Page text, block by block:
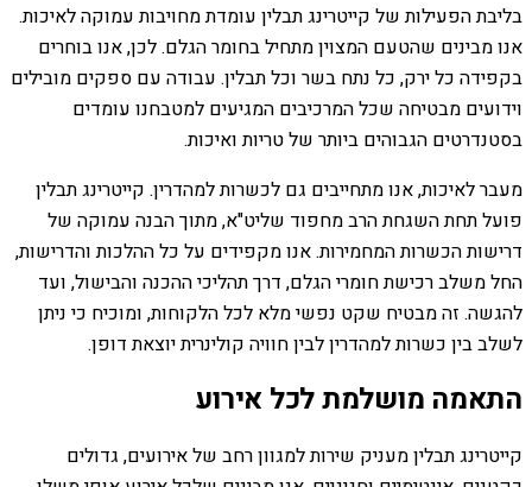
בליבת הפעילות של קייטרינג תבלין עומדת מחויבות עמוקה לאיכות.
אנו מבינים שהטעם המצוין מתחיל בחומר הגלם. לכן, אנו בוחרים
בקפידה כל ירק, כל נתח בשר וכל תבלין. עבודה עם ספקים מובילים
וידועים מבטיחה שכל המרכיבים המגיעים למטבחנו עומדים
בסטנדרטים הגבוהים ביותר של טריות ואיכות.
מעבר לאיכות, אנו מתחייבים גם לכשרות למהדרין. קייטרינג תבלין
פועל תחת השגחת הרב מחפוד שליט"א, מתוך הבנה עמוקה של
דרישות הכשרות המחמירות. אנו מקפידים על כל ההלכות והדרישות,
החל משלב רכישת חומרי הגלם, דרך תהליכי ההכנה והבישול, ועד
להגשה. זה מבטיח שקט נפשי מלא לכל הלקוחות, ומוכיח כי ניתן
לשלב בין כשרות למהדרין לבין חוויה קולינרית יוצאת דופן.
התאמה מושלמת לכל אירוע
קייטרינג תבלין מעניק שירות למגוון רחב של אירועים, גדולים